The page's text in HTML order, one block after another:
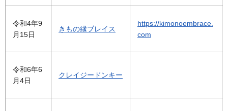
令和4年9
月15日
きもの縁ブレイス
https://kimonoembrace.
com
令和6年6
月4日
クレイジードンキー